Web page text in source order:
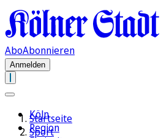
AboAbonnieren
Anmelden
Köln
Region
Startseite
Sport